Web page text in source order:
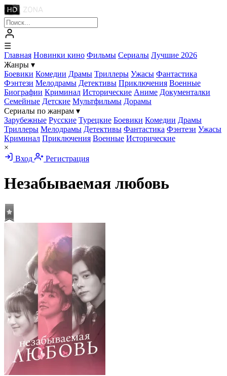
☰
Главная Новинки кино Фильмы Сериалы Лучшие 2026
Жанры ▾
Боевики Комедии Драмы Триллеры Ужасы Фантастика
Фэнтези Мелодрамы Детективы Приключения Военные
Биографии Криминал Исторические Аниме Документалки
Семейные Детские Мультфильмы Дорамы
Сериалы по жанрам ▾
Зарубежные Русские Турецкие Боевики Комедии Драмы
Триллеры Мелодрамы Детективы Фантастика Фэнтези Ужасы
Криминал Приключения Военные Исторические
×
Вход
Регистрация
Незабываемая любовь